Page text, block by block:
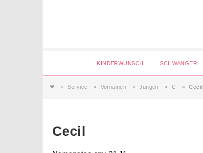
KINDERWUNSCH SCHWANGER
❤ Service Vornamen Jungen C Cecil